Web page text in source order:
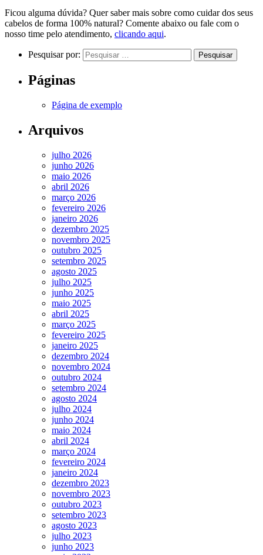
Ficou alguma dúvida? Quer saber mais sobre como cuidar dos seus
cabelos de forma 100% natural? Comente abaixo ou fale com o
nosso time pelo atendimento, clicando aqui.
Pesquisar por:
Páginas
Página de exemplo
Arquivos
julho 2026
junho 2026
maio 2026
abril 2026
março 2026
fevereiro 2026
janeiro 2026
dezembro 2025
novembro 2025
outubro 2025
setembro 2025
agosto 2025
julho 2025
junho 2025
maio 2025
abril 2025
março 2025
fevereiro 2025
janeiro 2025
dezembro 2024
novembro 2024
outubro 2024
setembro 2024
agosto 2024
julho 2024
junho 2024
maio 2024
abril 2024
março 2024
fevereiro 2024
janeiro 2024
dezembro 2023
novembro 2023
outubro 2023
setembro 2023
agosto 2023
julho 2023
junho 2023